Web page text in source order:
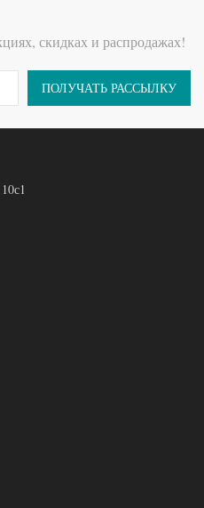
скидках и распродажах!
ПОЛУЧАТЬ РАССЫЛКУ